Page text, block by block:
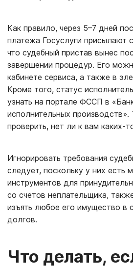
Как правило, через 5–7 дней
платежа Госуслуги присылают
что судебный пристав вынес
завершении процедур. Его
кабинете сервиса, а также в
Кроме того, статус
узнать на портале ФССП в
исполнительных
проверить, нет ли к вам каких-
Игнорировать требования
следует, поскольку у них есть
инструментов для
со счетов неплательщика,
изъять любое его имущество в
долгов.
Что делать,